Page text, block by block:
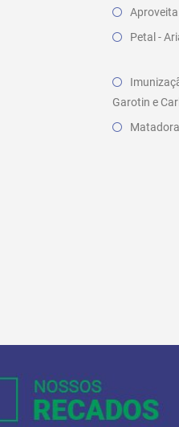
Aproveita
Petal -
Garotin e
um quero ouvir a música